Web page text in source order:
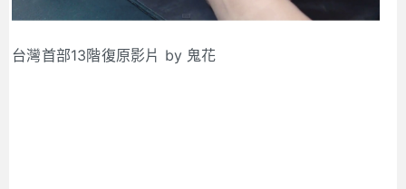
台灣首部13階復原影片 by 鬼花